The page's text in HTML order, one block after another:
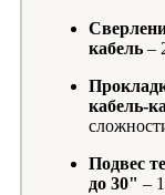
кабель –
кабель-
Подвес
до 30" –